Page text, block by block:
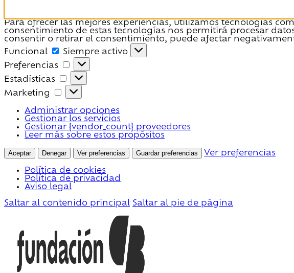
Para ofrecer las mejores experiencias, utilizamos tecnologías
consentimiento de estas tecnologías nos permitirá procesar
consentir o retirar el consentimiento, puede afectar
Funcional
Funcional
Siempre activo
Preferencias
Preferencias
Estadísticas
Estadísticas
Marketing
Marketing
Administrar opciones
Gestionar los servicios
Gestionar {vendor_count} proveedores
Leer más sobre estos propósitos
Aceptar Denegar Ver preferencias Guardar preferencias Ver preferencias
Política de cookies
Política de privacidad
Aviso legal
Saltar al contenido principal Saltar al pie de página